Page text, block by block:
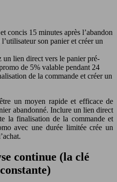
concis 15 minutes après l’abandon
son panier et créer un
lien direct vers le panier pré-
de 5% valable pendant 24
de la commande et créer un
un moyen rapide et efficace de
abandonné. Inclure un lien direct
la finalisation de la commande et
avec une durée limitée crée un
continue (la clé